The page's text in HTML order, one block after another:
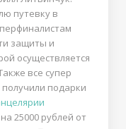
путевку в
защиты и
осуществляется
все супер
подарки
25000 рублей от